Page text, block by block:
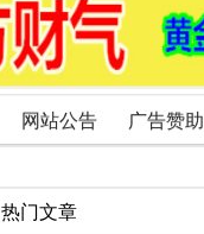
网站公告 广告赞助
热门文章